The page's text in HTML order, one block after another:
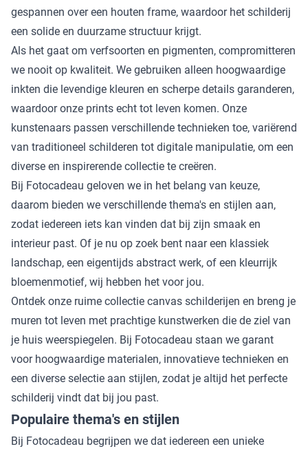
gespannen over een houten frame, waardoor het schilderij
een solide en duurzame structuur krijgt.
Als het gaat om verfsoorten en pigmenten, compromitteren
we nooit op kwaliteit. We gebruiken alleen hoogwaardige
inkten die levendige kleuren en scherpe details garanderen,
waardoor onze prints echt tot leven komen. Onze
kunstenaars passen verschillende technieken toe, variërend
van traditioneel schilderen tot digitale manipulatie, om een
diverse en inspirerende collectie te creëren.
Bij Fotocadeau geloven we in het belang van keuze,
daarom bieden we verschillende thema's en stijlen aan,
zodat iedereen iets kan vinden dat bij zijn smaak en
interieur past. Of je nu op zoek bent naar een klassiek
landschap, een eigentijds abstract werk, of een kleurrijk
bloemenmotief, wij hebben het voor jou.
Ontdek onze ruime collectie canvas schilderijen en breng je
muren tot leven met prachtige kunstwerken die de ziel van
je huis weerspiegelen. Bij Fotocadeau staan we garant
voor hoogwaardige materialen, innovatieve technieken en
een diverse selectie aan stijlen, zodat je altijd het perfecte
schilderij vindt dat bij jou past.
Populaire thema's en stijlen
Bij Fotocadeau begrijpen we dat iedereen een unieke